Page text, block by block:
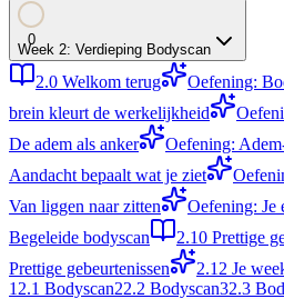
0
Week 2: Verdieping Bodyscan
2.0 Welkom terug Oefening:
brein kleurt de werkelijkheid
De adem als anker
Oefening:
Aandacht bepaalt wat je ziet
Van liggen naar zitten
Oefening: Je
Begeleide bodyscan
2.10 Prettige
Prettige gebeurtenissen
2.12 Je
1 2.1 Bodyscan22.2 Bodyscan32.3